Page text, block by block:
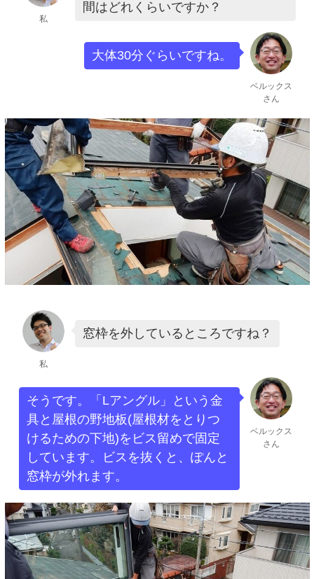
私
間はどれくらいですか？
ベルックス
さん
大体30分ぐらいですね。
私
窓枠を外しているところですね？
ベルックス
さん
そうです。「Lアングル」という金
具と屋根の野地板(屋根材をとりつ
けるための下地)をビス留めで固定
しています。ビスを抜くと、ぽんと
窓枠が外れます。